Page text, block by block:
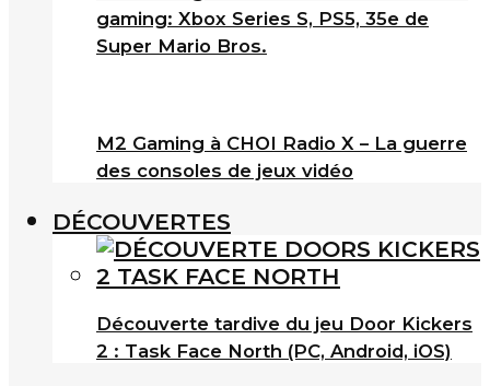
gaming: Xbox Series S, PS5, 35e de
Super Mario Bros.
M2 Gaming à CHOI Radio X – La guerre
des consoles de jeux vidéo
DÉCOUVERTES
Découverte tardive du jeu Door Kickers
2 : Task Face North (PC, Android, iOS)